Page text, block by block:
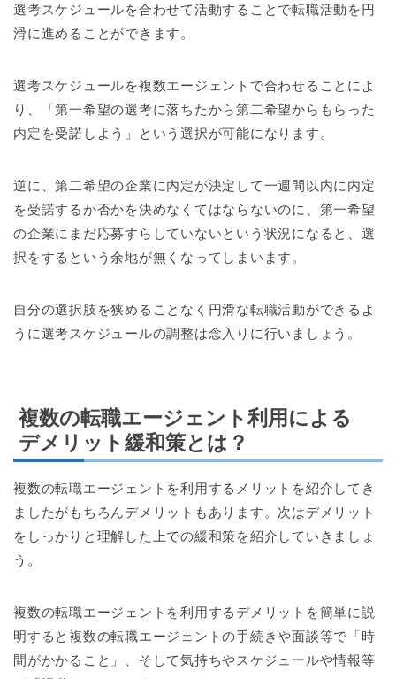
選考スケジュールを合わせて活動することで転職活動を円
滑に進めることができます。
選考スケジュールを複数エージェントで合わせることによ
り、「第一希望の選考に落ちたから第二希望からもらった
内定を受諾しよう」という選択が可能になります。
逆に、第二希望の企業に内定が決定して一週間以内に内定
を受諾するか否かを決めなくてはならないのに、第一希望
の企業にまだ応募すらしていないという状況になると、選
択をするという余地が無くなってしまいます。
自分の選択肢を狭めることなく円滑な転職活動ができるよ
うに選考スケジュールの調整は念入りに行いましょう。
複数の転職エージェント利用による
デメリット緩和策とは？
複数の転職エージェントを利用するメリットを紹介してき
ましたがもちろんデメリットもあります。次はデメリット
をしっかりと理解した上での緩和策を紹介していきましょ
う。
複数の転職エージェントを利用するデメリットを簡単に説
明すると複数の転職エージェントの手続きや面談等で「時
間がかかること」、そして気持ちやスケジュールや情報等